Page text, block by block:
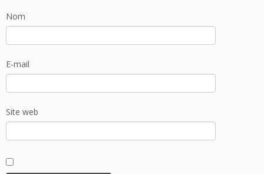
Nom
E-mail
Site web